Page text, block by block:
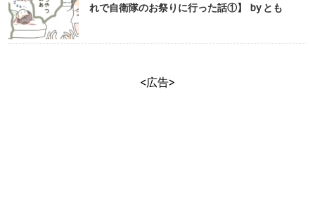
れで自衛隊のお祭りに行った話①】 by とも
<広告>